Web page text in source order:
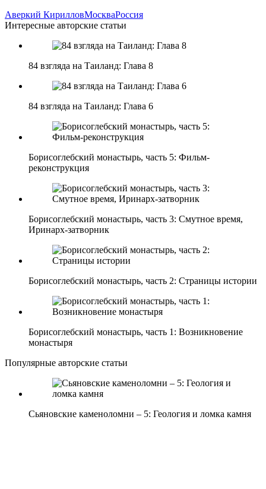
Аверкий КирилловМоскваРоссия
Интересные авторские статьи
84 взгляда на Таиланд: Глава 8
84 взгляда на Таиланд: Глава 6
Борисоглебский монастырь, часть 5: Фильм-
реконструкция
Борисоглебский монастырь, часть 3: Смутное время,
Иринарх-затворник
Борисоглебский монастырь, часть 2: Страницы истории
Борисоглебский монастырь, часть 1: Возникновение
монастыря
Популярные авторские статьи
Сьяновские каменоломни – 5: Геология и ломка камня